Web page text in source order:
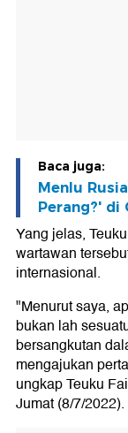
Baca juga:
Menlu
Perang?' di
Yang jelas,
wartawan
internasional.
"Menurut saya,
bukan lah
bersangkutan
mengajukan
ungkap Teuku
Jumat (8/7/2022).